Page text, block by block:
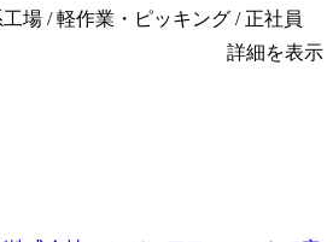
場 / 軽作業・ピッキング / 正社員
詳細を表示